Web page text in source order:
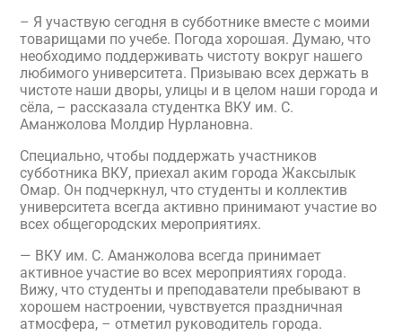
– Я участвую сегодня в субботнике вместе с моими
товарищами по учебе. Погода хорошая. Думаю, что
необходимо поддерживать чистоту вокруг нашего
любимого университета. Призываю всех держать в
чистоте наши дворы, улицы и в целом наши города и
сёла, – рассказала студентка ВКУ им. С.
Аманжолова Молдир Нурлановна.
Специально, чтобы поддержать участников
субботника ВКУ, приехал аким города Жаксылык
Омар. Он подчеркнул, что студенты и коллектив
университета всегда активно принимают участие во
всех общегородских мероприятиях.
— ВКУ им. С. Аманжолова всегда принимает
активное участие во всех мероприятиях города.
Вижу, что студенты и преподаватели пребывают в
хорошем настроении, чувствуется праздничная
атмосфера, – отметил руководитель города.